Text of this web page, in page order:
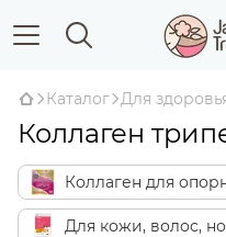
Каталог Для
Коллаген
Коллаген для
Для кожи, волос,